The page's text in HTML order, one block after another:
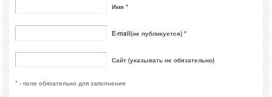
Имя *
E-mail(не публикуется) *
Сайт (указывать не обязательно)
* - поле обязательно для заполнения